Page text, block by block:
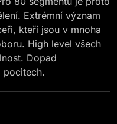
Extrémní význam
kteří jsou v mnoha
High level všech
Dopad
pocitech.